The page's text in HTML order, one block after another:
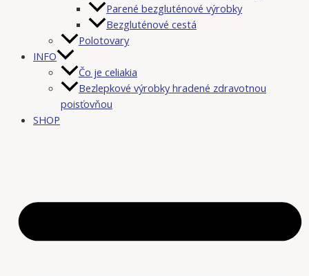
Parené bezgluténové výrobky
Bezgluténové cestá
Polotovary
INFO
Čo je celiakia
Bezlepkové výrobky hradené zdravotnou
poisťovňou
SHOP